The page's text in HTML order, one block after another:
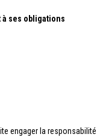
à ses obligations
engager la responsabilité